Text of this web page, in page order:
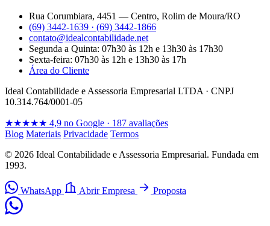
Rua Corumbiara, 4451 — Centro, Rolim de Moura/RO
(69) 3442-1639 · (69) 3442-1866
contato@idealcontabilidade.net
Segunda a Quinta: 07h30 às 12h e 13h30 às 17h30
Sexta-feira: 07h30 às 12h e 13h30 às 17h
Área do Cliente
Ideal Contabilidade e Assessoria Empresarial LTDA · CNPJ
10.314.764/0001-05
★★★★★ 4,9 no Google · 187 avaliações
Blog Materiais Privacidade Termos
© 2026 Ideal Contabilidade e Assessoria Empresarial. Fundada em
1993.
WhatsApp Abrir Empresa Proposta